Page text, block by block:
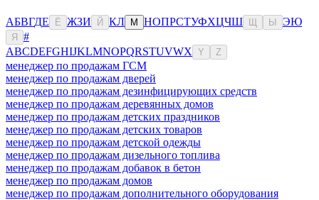
АБВГДЕ Ё ЖЗИ Й КЛ М НОПРСТУФХЦЧШ Ы ЭЮ
Я
#
ABCDEFGHIJKLMNOPQRSTUVWX Y Z
менеджер по продажам ГСМ
менеджер по продажам дверей
менеджер по продажам дезинфицирующих средств
менеджер по продажам деревянных домов
менеджер по продажам детских праздников
менеджер по продажам детских товаров
менеджер по продажам детской одежды
менеджер по продажам дизельного топлива
менеджер по продажам добавок в бетон
менеджер по продажам домов
менеджер по продажам дополнительного оборудования